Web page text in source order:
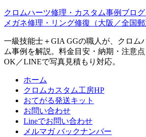
クロムハーツ修理・カスタム事例ブロ
メガネ修理・リング修復（大阪／全国郵
一級技能士＋GIA GGの職人が、クロム
ム事例を解説。料金目安・納期・注意
OK／LINEで写真見積もり対応。
ホーム
クロムカスタム工房HP
おてがる発送キット
お問い合わせ
Lineでお問い合わせ
メルマガ バックナンバー